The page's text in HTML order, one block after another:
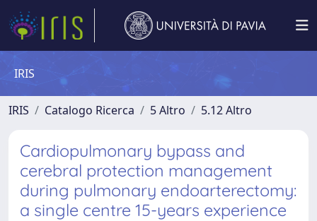
IRIS
IRIS Catalogo Ricerca 5 Altro 5.12 Altro
Cardiopulmonary bypass and
cerebral protection management
during pulmonary endoarterectomy:
a single centre 15-years experience